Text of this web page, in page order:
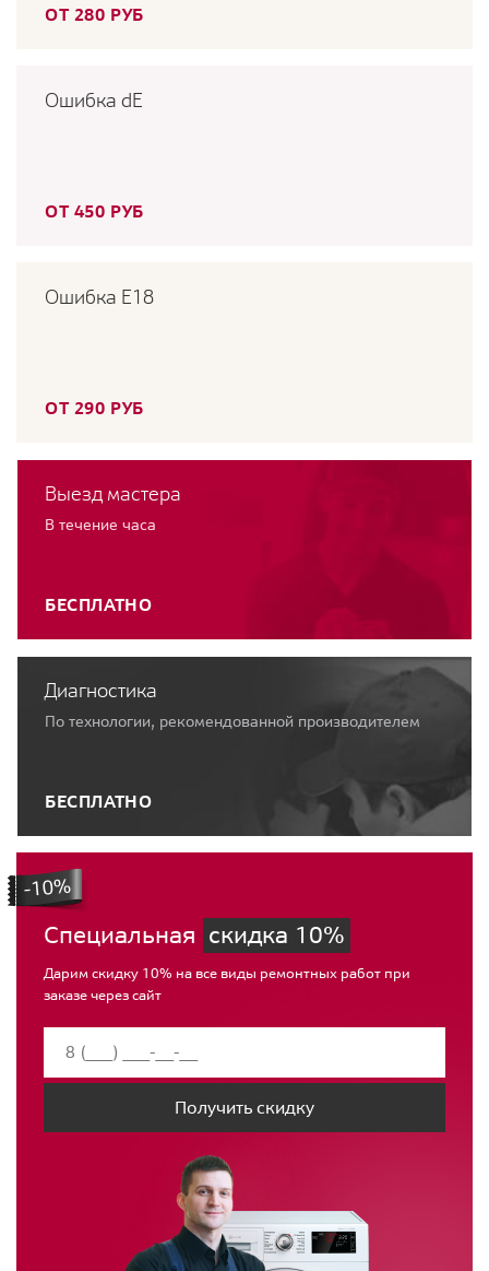
ОТ 280 РУБ
Ошибка dE
ОТ 450 РУБ
Ошибка E18
ОТ 290 РУБ
Выезд мастера
В течение часа
БЕСПЛАТНО
Диагностика
По технологии, рекомендованной производителем
БЕСПЛАТНО
Специальная скидка 10%
Дарим скидку 10% на все виды ремонтных работ при
заказе через сайт
Получить скидку